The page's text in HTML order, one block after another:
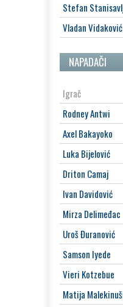
Stefan
Vladan Vidaković
NAPADAČI
Igrač
Rodney Antwi
Axel Bakayoko
Luka Bijelović
Driton Camaj
Ivan Davidović
Mirza Delimeđac
Uroš Đuranović
Samson Iyede
Vieri Kotzebue
Matija